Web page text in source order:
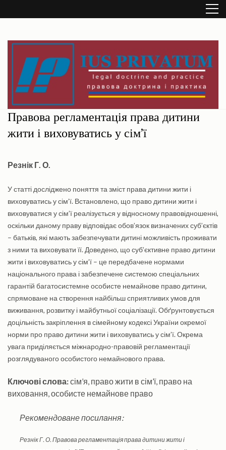
до
(натисніть
IUS PRIVATUM
(legal doctrine and practice / правова доктрина і практика)
Правова регламентація права дитини
жити і виховуватись у сім’ї
Резнік Г. О.
У статті досліджено поняття та зміст права дитини жити і
виховуватись у сім’ї. Встановлено, що право дитини жити і
виховуватися у сім’ї реалізується у відносному правовідношенні,
оскільки даному праву відповідає обов’язок визначених суб’єктів
– батьків, які мають забезпечувати дитині можливість проживати
з ними та виховувати її. Доведено, що суб’єктивне право дитини
жити і виховуватись у сім’ї – це передбачене нормами
національного права і забезпечене системою спеціальних
гарантій багатосистемне особисте немайнове право дитини,
спрямоване на створення найбільш сприятливих умов для
виживання, розвитку і майбутньої соціалізації. Обґрунтовується
доцільність закріплення в сімейному кодексі України окремої
норми про право дитини жити і виховуватись у сім’ї. Окрема
увага приділяється міжнародно-правовій регламентації
розглядуваного особистого немайнового права.
Ключові слова:сім’я, право жити в сім’ї, право на
виховання, особисте немайнове право
Рекомендоване посилання:
Резнік Г. О. Правова регламентація права дитини жити і